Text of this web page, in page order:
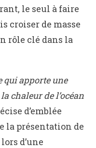
le seul à faire
croiser de masse
rôle clé dans la
qui apporte une
chaleur de l’océan
d’emblée
la présentation de
d’une